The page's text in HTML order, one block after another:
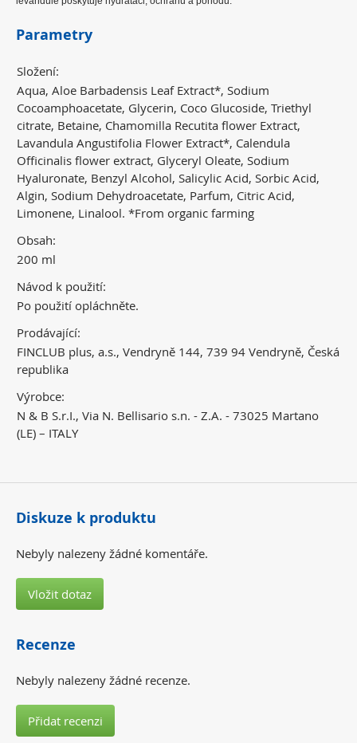
Parametry
Složení:
Aqua, Aloe Barbadensis Leaf Extract*, Sodium
Cocoamphoacetate, Glycerin, Coco Glucoside, Triethyl
citrate, Betaine, Chamomilla Recutita flower Extract,
Lavandula Angustifolia Flower Extract*, Calendula
Officinalis flower extract, Glyceryl Oleate, Sodium
Hyaluronate, Benzyl Alcohol, Salicylic Acid, Sorbic Acid,
Algin, Sodium Dehydroacetate, Parfum, Citric Acid,
Limonene, Linalool. *From organic farming
Obsah:
200 ml
Návod k použití:
Po použití opláchněte.
Prodávající:
FINCLUB plus, a.s., Vendryně 144, 739 94 Vendryně, Česká
republika
Výrobce:
N & B S.r.I., Via N. Bellisario s.n. - Z.A. - 73025 Martano
(LE) – ITALY
Diskuze k produktu
Nebyly nalezeny žádné komentáře.
Vložit dotaz
Recenze
Nebyly nalezeny žádné recenze.
Přidat recenzi